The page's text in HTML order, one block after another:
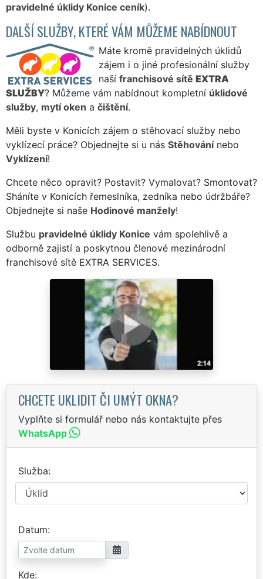
pravidelné úklidy Konice ceník).
DALŠÍ SLUŽBY, KTERÉ VÁM MŮŽEME NABÍDNOUT
Máte kromě pravidelných úklidů
zájem i o jiné profesionální služby
naší franchisové sítě EXTRA
SLUŽBY? Můžeme vám nabídnout kompletní úklidové
služby, mytí oken a čištění.
Měli byste v Konicích zájem o stěhovací služby nebo
vyklízecí práce? Objednejte si u nás Stěhovánínebo
Vyklízení!
Chcete něco opravit? Postavit? Vymalovat? Smontovat?
Sháníte v Konicích řemeslníka, zedníka nebo údržbáře?
Objednejte si naše Hodinové manžely!
Službu pravidelné úklidy Konice vám spolehlivě a
odborně zajistí a poskytnou členové mezinárodní
franchisové sítě EXTRA SERVICES.
CHCETE UKLIDIT ČI UMÝT OKNA?
Vyplňte si formulář nebo nás kontaktujte přes
WhatsApp
Služba
Datum
Kde